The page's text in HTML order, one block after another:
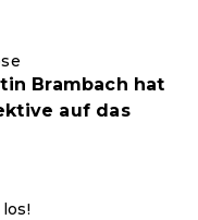
Brambach hat
auf das